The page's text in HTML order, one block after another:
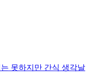
못하지만 간식 생각날